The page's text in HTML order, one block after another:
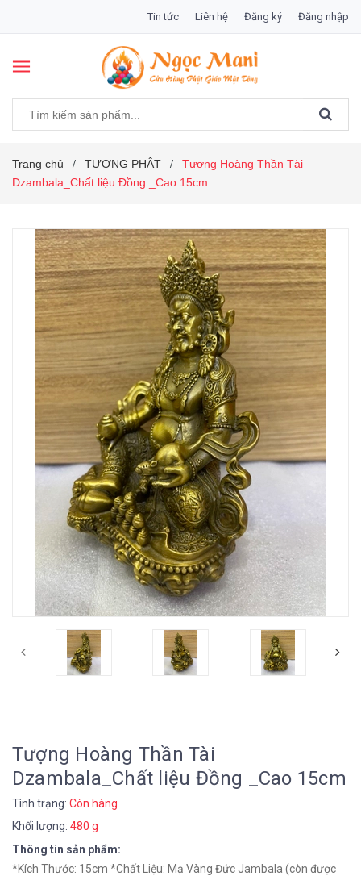
Tin tức Liên hệ Đăng ký Đăng nhập
Trang chủ / TƯỢNG PHẬT /
Tượng Hoàng Thần Tài
Dzambala_Chất liệu Đồng _Cao 15cm
Tượng Hoàng Thần Tài
Dzambala_Chất liệu Đồng _Cao 15cm
Tình trạng: Còn hàng
Khối lượng: 480 g
Thông tin sản phẩm:
*Kích Thước: 15cm *Chất Liệu: Mạ Vàng Đức Jambala (còn được